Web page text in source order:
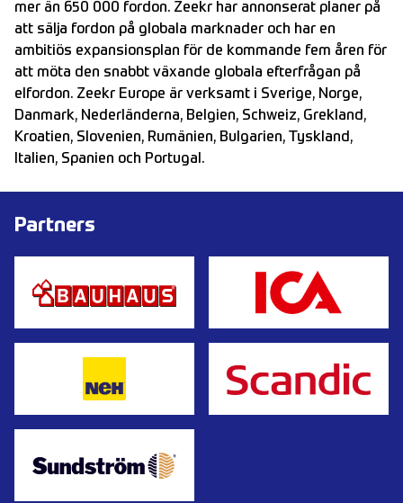
mer än 650 000 fordon. Zeekr har annonserat planer på
att sälja fordon på globala marknader och har en
ambitiös expansionsplan för de kommande fem åren för
att möta den snabbt växande globala efterfrågan på
elfordon. Zeekr Europe är verksamt i Sverige, Norge,
Danmark, Nederländerna, Belgien, Schweiz, Grekland,
Kroatien, Slovenien, Rumänien, Bulgarien, Tyskland,
Italien, Spanien och Portugal.
Partners